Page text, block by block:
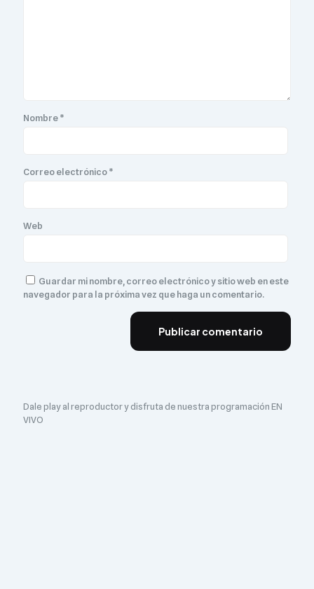
Nombre*
Correo electrónico*
Web
Guardar mi nombre, correo electrónico y sitio web en este
navegador para la próxima vez que haga un comentario.
Dale play al reproductor y disfruta de nuestra programación EN
VIVO